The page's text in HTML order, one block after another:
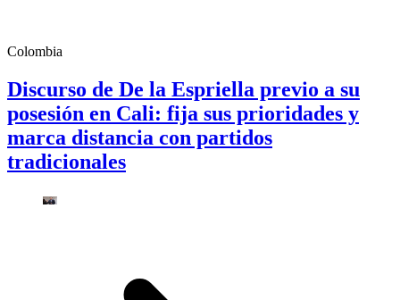
Colombia
Discurso de De la Espriella previo a su
posesión en Cali: fija sus prioridades y
marca distancia con partidos
tradicionales